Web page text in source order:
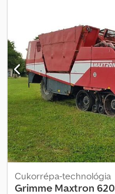
Cukorrépa-technológia
Grimme Maxtron 620